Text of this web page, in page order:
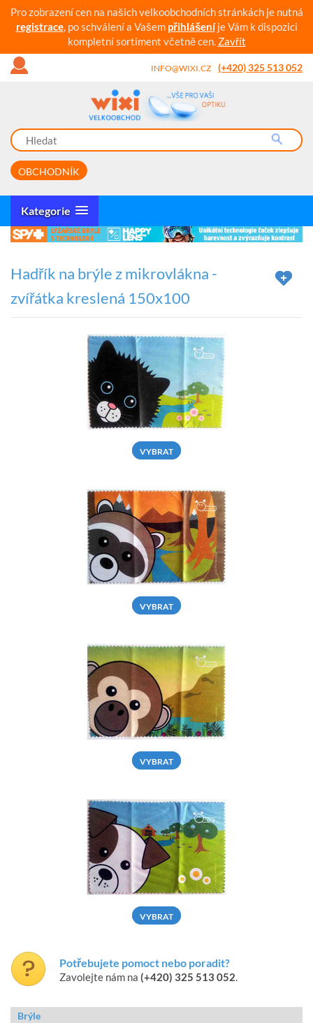
Pro zobrazení cen na našich velkoobchodních stránkách je nutná
registrace, po schválení a Vašem přihlášeníje Vám k dispozici
kompletní sortiment včetně cen. Zavřít
INFO@WIXI.CZ (+420) 325 513 052
OBCHODNÍK
Kategorie
Hadřík na brýle z mikrovlákna -
zvířátka kreslená 150x100
VYBRAT
VYBRAT
VYBRAT
VYBRAT
Potřebujete pomoct nebo poradit?
Zavolejte nám na (+420) 325 513 052.
Brýle